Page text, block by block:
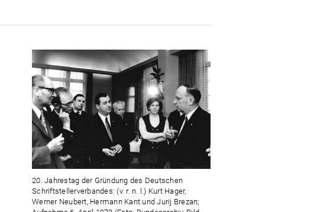
20. Jahrestag der Gründung des Deutschen
Schriftstellerverbandes: (v. r. n. l.) Kurt Hager,
Werner Neubert, Hermann Kant und Jurij Brezan;